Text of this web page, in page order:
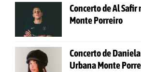
Concerto de Al Safir
Monte Porreiro
Concerto de
Urbana Monte